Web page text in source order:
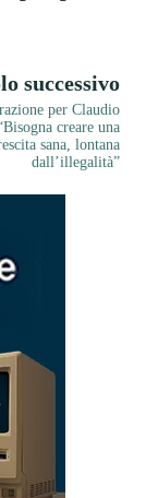
successivo
per Claudio
creare una
sana, lontana
dall’illegalità”